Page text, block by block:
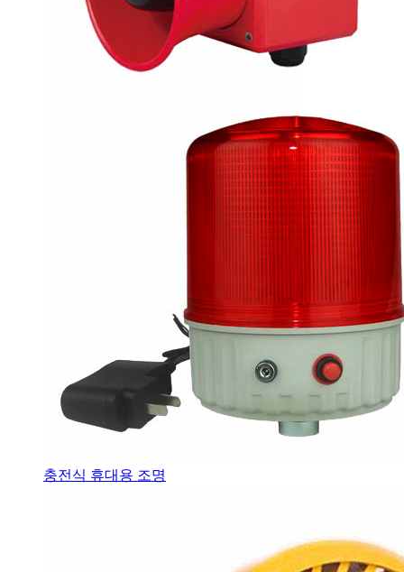
충전식 휴대용 조명